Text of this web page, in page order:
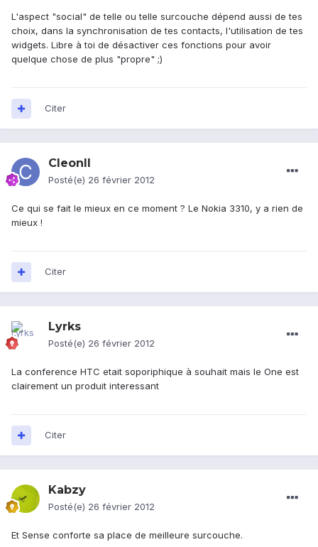
L'aspect "social" de telle ou telle surcouche dépend aussi de tes
choix, dans la synchronisation de tes contacts, l'utilisation de tes
widgets. Libre à toi de désactiver ces fonctions pour avoir
quelque chose de plus "propre" ;)
Citer
CleonII
Posté(e) 26 février 2012
Ce qui se fait le mieux en ce moment ? Le Nokia 3310, y a rien de
mieux !
Citer
Lyrks
Posté(e) 26 février 2012
La conference HTC etait soporiphique à souhait mais le One est
clairement un produit interessant
Citer
Kabzy
Posté(e) 26 février 2012
Et Sense conforte sa place de meilleure surcouche.